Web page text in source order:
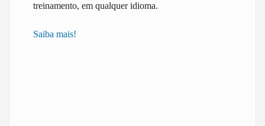
treinamento, em qualquer idioma.
Saiba mais!